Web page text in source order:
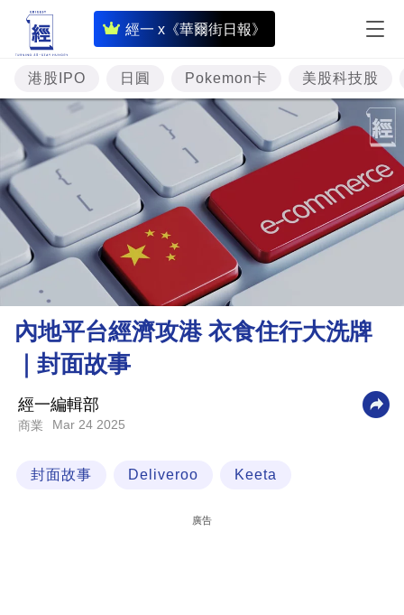
經一 x《華爾街日報》
即
時
財
經
專
題
資
樓
市
理
財
商
科
港股IPO 日圓 Pokemon卡 美股科技股
內地平台經濟攻港 衣食住行大洗牌
｜封面故事
經一編輯部
商業 Mar 24 2025
封面故事 Deliveroo Keeta
廣告